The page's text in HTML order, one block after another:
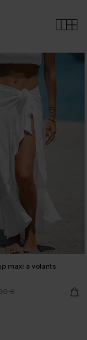
maxi à volants
€